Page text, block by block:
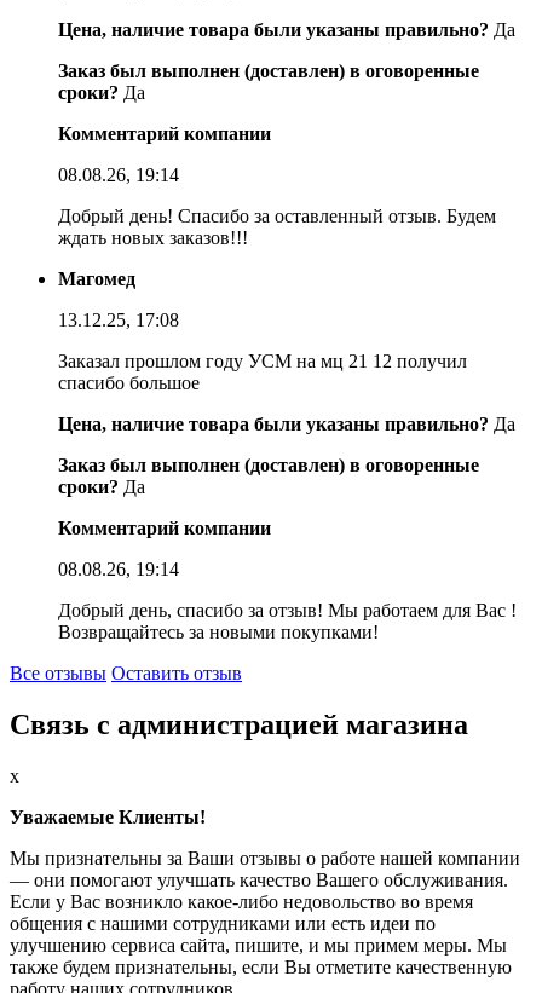
Цена, наличие товара были указаны правильно? Да
Заказ был выполнен (доставлен) в оговоренные
сроки? Да
Комментарий компании
08.08.26, 19:14
Добрый день! Спасибо за оставленный отзыв. Будем
ждать новых заказов!!!
Магомед
13.12.25, 17:08
Заказал прошлом году УСМ на мц 21 12 получил
спасибо большое
Цена, наличие товара были указаны правильно? Да
Заказ был выполнен (доставлен) в оговоренные
сроки? Да
Комментарий компании
08.08.26, 19:14
Добрый день, спасибо за отзыв! Мы работаем для Вас !
Возвращайтесь за новыми покупками!
Все отзывы Оставить отзыв
Связь с администрацией магазина
x
Уважаемые Клиенты!
Мы признательны за Ваши отзывы о работе нашей компании
— они помогают улучшать качество Вашего обслуживания.
Если у Вас возникло какое-либо недовольство во время
общения с нашими сотрудниками или есть идеи по
улучшению сервиса сайта, пишите, и мы примем меры. Мы
также будем признательны, если Вы отметите качественную
работу наших сотрудников.